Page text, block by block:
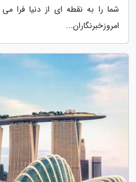
شما را به نقطه ای از دنیا فرا
امروزخبرنگاران...